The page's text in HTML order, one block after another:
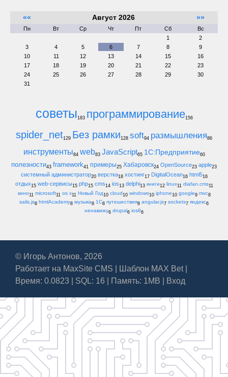
«« Август 2026 »»
Пн Вт Ср Чт Пт Сб
Вс
1
2
3
4 5 6 7 8
9
10
11 12 13 14 15
16
17
18 19 20 21 22
23
24
25 26 27 28 29
30
31
советы183 программирование156
spider_net129 Без рамки128 soft94 размышления86
инструменты84 web83 JavaScript65 1С:Предприятие60
полезности43 framework41 примеры25 Хабаровск24 OpenSource23 apple23
системный администратор20 верстка18 хостинг17 DigitalOcean16 html516
отдых15 web-сервисы15 php15 cms14 ios13 delphi13 книги12 linux11 diafan.cms11
кино11 microsoft11 os x11 Новый Год10 cloud10 windows10 iphone10 google9 mvc8
sails.js8 htmlAcademy8 музыка8 1С8 путешествия8 angular.js7 sockets7 яндекс6
ненавижу6 drupal6 ios86
© Игорь Антонов, 2026
Работает на MaxSite CMS Шаблон MAX Bet|
Время: 0.0823 | SQL: 16 | Память: 1MB
Вход